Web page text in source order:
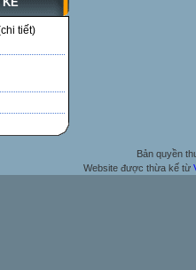
chi tiết)
Bản quyền
Website được thừa kế từ